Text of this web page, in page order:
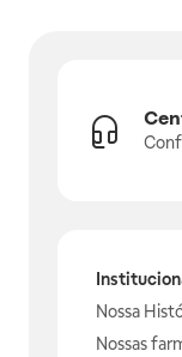
Nossa
Nossas